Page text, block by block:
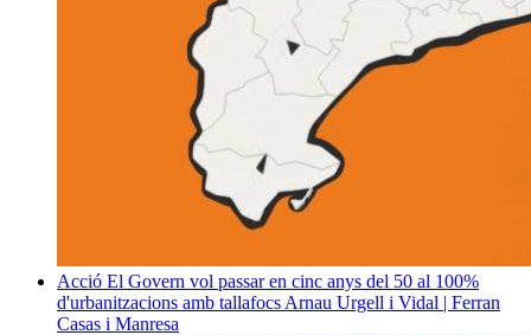
Acció El Govern vol passar en cinc anys del 50 al 100%
d'urbanitzacions amb tallafocs Arnau Urgell i Vidal | Ferran
Casas i Manresa